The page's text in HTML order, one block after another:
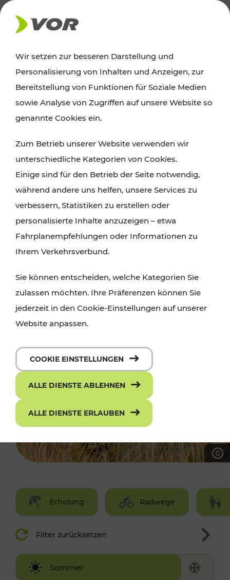
AKTUELLES
Ausflugstipps
Wien, Niederösterreich und das Burgenland
Wanderungen, Kultur und Gastronomie,
Radtouren oder purer Naturgenuss – viele
Attraktionen sind mit den Ticket- und Fahrplan-
Angeboten des VOR gut und schnell erreichbar.
Erholung Radwege
Filter zurücksetzen
Sommer
Winter
Wir setzen zur besseren Darstellung und
Personalisierung von Inhalten und Anzeigen, zur
Bereitstellung von Funktionen für Soziale Medien
sowie Analyse von Zugriffen auf unsere Website so
genannte Cookies ein.
Zum Betrieb unserer Website verwenden wir
unterschiedliche Kategorien von Cookies.
Einige sind für den Betrieb der Seite notwendig,
während andere uns helfen, unsere Services zu
verbessern, Statistiken zu erstellen oder
personalisierte Inhalte anzuzeigen – etwa
Fahrplanempfehlungen oder Informationen zu
Ihrem Verkehrsverbund.
Sie können entscheiden, welche Kategorien Sie
zulassen möchten. Ihre Präferenzen können Sie
jederzeit in den Cookie-Einstellungen auf unserer
Website anpassen.
COOKIE EINSTELLUNGEN
ALLE DIENSTE ABLEHNEN
ALLE DIENSTE ERLAUBEN